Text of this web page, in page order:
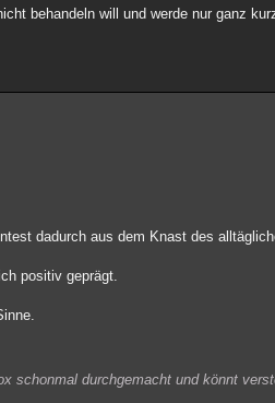
behandeln will und werde nur ganz
dadurch aus dem Knast des
positiv geprägt.
schonmal durchgemacht und könnt